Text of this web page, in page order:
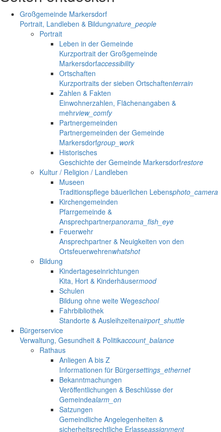
Großgemeinde Markersdorf
Portrait, Landleben & Bildungnature_people
Portrait
Leben in der Gemeinde
Kurzportrait der Großgemeinde
Markersdorfaccessibility
Ortschaften
Kurzportraits der sieben Ortschaftenterrain
Zahlen & Fakten
Einwohnerzahlen, Flächenangaben &
mehrview_comfy
Partnergemeinden
Partnergemeinden der Gemeinde
Markersdorfgroup_work
Historisches
Geschichte der Gemeinde Markersdorfrestore
Kultur / Religion / Landleben
Museen
Traditionspflege bäuerlichen Lebensphoto_camera
Kirchengemeinden
Pfarrgemeinde &
Ansprechpartnerpanorama_fish_eye
Feuerwehr
Ansprechpartner & Neuigkeiten von den
Ortsfeuerwehrenwhatshot
Bildung
Kindertageseinrichtungen
Kita, Hort & Kinderhäusermood
Schulen
Bildung ohne weite Wegeschool
Fahrbibliothek
Standorte & Ausleihzeitenairport_shuttle
Bürgerservice
Verwaltung, Gesundheit & Politikaccount_balance
Rathaus
Anliegen A bis Z
Informationen für Bürgersettings_ethernet
Bekanntmachungen
Veröffentlichungen & Beschlüsse der
Gemeindealarm_on
Satzungen
Gemeindliche Angelegenheiten &
sicherheitsrechtliche Erlasseassignment